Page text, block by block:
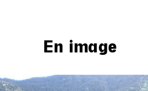
En image